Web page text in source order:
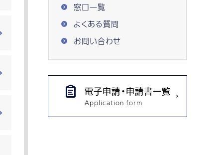
窓口一覧
よくある質問
お問い合わせ
電子申請・申請書一覧